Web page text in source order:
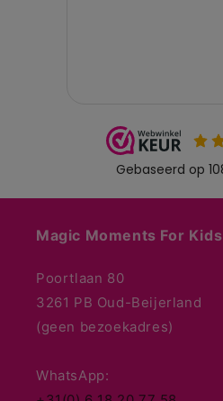
Magic Moments For Kids
Poortlaan 80
3261 PB Oud-Beijerland
(geen bezoekadres)
WhatsApp: